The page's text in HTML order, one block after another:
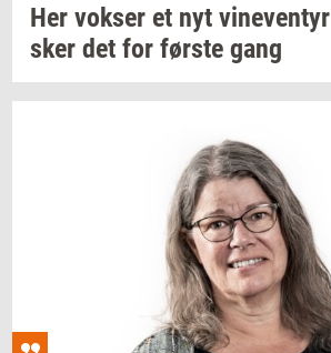
Her vok­ser et nyt vi­ne­ven­tyr
sker det for før­ste gang